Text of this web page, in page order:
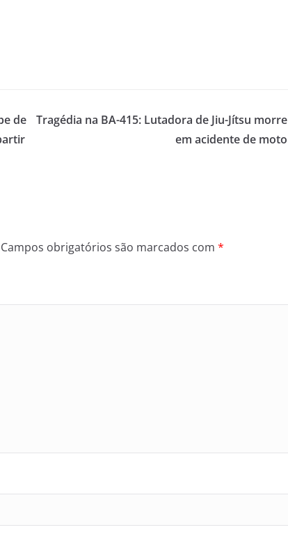
de
Tragédia na BA-415: Lutadora de Jiu-Jítsu morre
em acidente de moto
Campos obrigatórios são marcados com *